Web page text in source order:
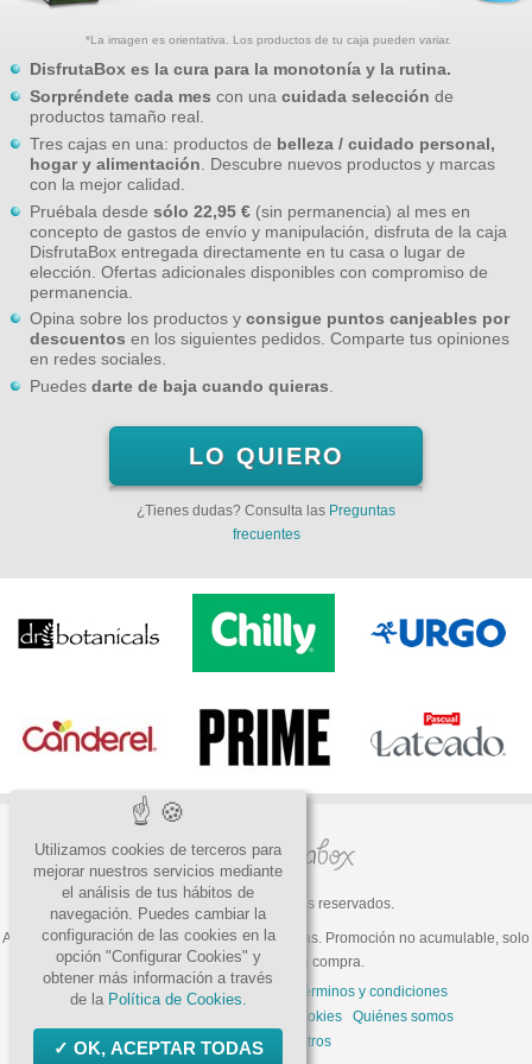
*La imagen es orientativa. Los productos de tu caja pueden variar.
DisfrutaBox es la cura para la monotonía y la rutina.
Sorpréndete cada mescon una cuidada selecciónde
productos tamaño real.
Tres cajas en una: productos de belleza / cuidado personal,
hogar y alimentación . Descubre nuevos productos y marcas
con la mejor calidad.
Pruébala desde sólo 22,95 € (sin permanencia) al mes en
concepto de gastos de envío y manipulación, disfruta de la caja
DisfrutaBox entregada directamente en tu casa o lugar de
elección. Ofertas adicionales disponibles con compromiso de
permanencia.
Opina sobre los productos yconsigue puntos canjeables por
descuentos en los siguientes pedidos. Comparte tus opiniones
en redes sociales.
Puedesdarte de baja cuando quieras
LO QUIERO
¿Tienes dudas? Consulta las Preguntas
frecuentes
© 2026 Todos los derechos reservados.
ATENCIÓN: Oferta válida hasta fin de existencias. Promoción no acumulable, solo
válida para la primera compra.
Preguntas frecuentes
Términos y condiciones
Política de cookies
Quiénes somos
Trabaja con nosotros
Utilizamos cookies de terceros para
mejorar nuestros servicios mediante
el análisis de tus hábitos de
navegación. Puedes cambiar la
configuración de las cookies en la
opción "Configurar Cookies" y
obtener más información a través
de la Política de Cookies.
OK, ACEPTAR TODAS